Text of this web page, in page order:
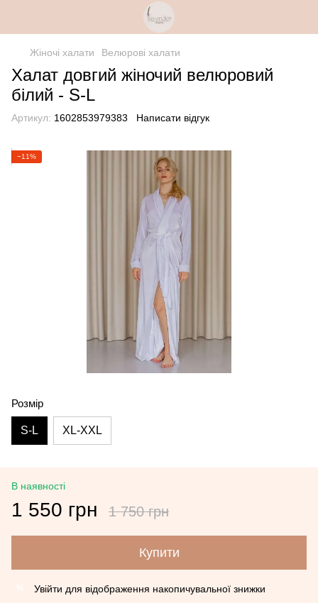
Жіночі халати Велюрові халати
Халат довгий жіночий велюровий
білий - S-L
Артикул: 1602853979383 Написати відгук
−11%
Розмір
S-L XL-XXL
В наявності
1 550 грн 1 750 грн
Купити
Увійти для відображення накопичувальної знижки